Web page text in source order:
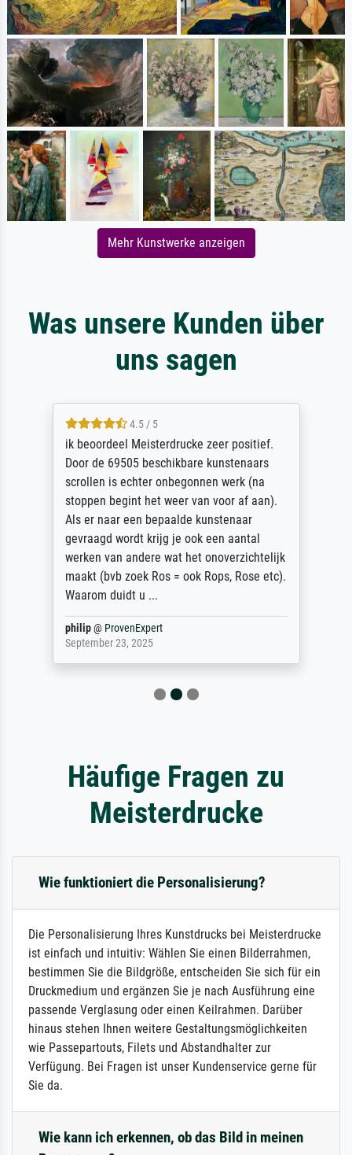
Mehr Kunstwerke anzeigen
Was unsere Kunden über
uns sagen
I would recommend Meisterdrucke without
hesitation. From first placing the order to
final delivery, an outstanding service. I
wanted a print of Albrecht Durer's Young
Hare picture as I had one which had been
ruined by water damage. I could not find
one anywhere on line in the UK to the exact
dimensions I wanted. So I found
Meisterdru...
Anonym@ProvenExpert
December 22, 2025
Häufige Fragen zu
Meisterdrucke
Wie funktioniert die Personalisierung?
Die Personalisierung Ihres Kunstdrucks bei Meisterdrucke
ist einfach und intuitiv: Wählen Sie einen Bilderrahmen,
bestimmen Sie die Bildgröße, entscheiden Sie sich für ein
Druckmedium und ergänzen Sie je nach Ausführung eine
passende Verglasung oder einen Keilrahmen. Darüber
hinaus stehen Ihnen weitere Gestaltungsmöglichkeiten
wie Passepartouts, Filets und Abstandhalter zur
Verfügung. Bei Fragen ist unser Kundenservice gerne für
Sie da.
Wie kann ich erkennen, ob das Bild in meinen